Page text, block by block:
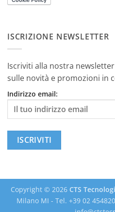
ISCRIZIONE NEWSLETTER
Iscriviti alla nostra
sulle novità e promozioni in
Indirizzo email:
Copyright © 2026 CTS
Milano MI - Tel. +39 02